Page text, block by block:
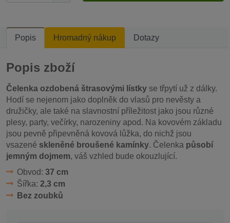
Popis Hromadný nákup Dotazy
Popis zboží
Čelenka ozdobená štrasovými lístky se třpytí už z dálky.
Hodí se nejenom jako doplněk do vlasů pro nevěsty a
družičky, ale také na slavnostní příležitost jako jsou různé
plesy, party, večírky, narozeniny apod. Na kovovém základu
jsou pevně připevněná kovová lůžka, do nichž jsou
vsazené skleněné broušené kamínky. Čelenka působí
jemným dojmem, váš vzhled bude okouzlující.
Obvod: 37 cm
Šířka: 2,3 cm
Bez zoubků